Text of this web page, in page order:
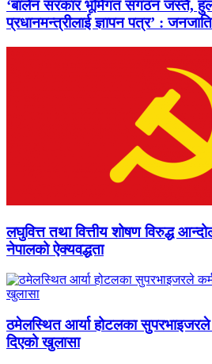
‘बालेन सरकार भूमिगत संगठन जस्तै,
प्रधानमन्त्रीलाई ज्ञापन पत्र’ :
लघुवित्त तथा वित्तीय शोषण विरुद्ध
नेपालको ऐक्यवद्धता
ठमेलस्थित आर्या होटलका सुपरभाइजरले
दिएको खुलासा